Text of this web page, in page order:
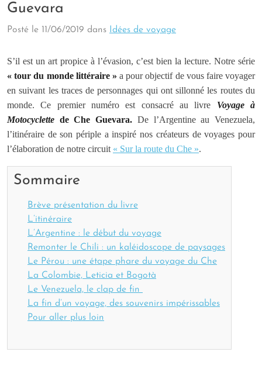
Guevara
Posté le 11/06/2019 dans Idées de voyage
S’il est un art propice à l’évasion, c’est bien la lecture. Notre série
« tour du monde littéraire » a pour objectif de vous faire voyager
en suivant les traces de personnages qui ont sillonné les routes du
monde. Ce premier numéro est consacré au livre Voyage à
Motocyclette de Che Guevara. De l’Argentine au Venezuela,
l’itinéraire de son périple a inspiré nos créateurs de voyages pour
l’élaboration de notre circuit « Sur la route du Che ».
Sommaire
Brève présentation du livre
L’itinéraire
L’Argentine : le début du voyage
Remonter le Chili : un kaléidoscope de paysages
Le Pérou : une étape phare du voyage du Che
La Colombie, Leticia et Bogotà
Le Venezuela, le clap de fin
La fin d’un voyage, des souvenirs impérissables
Pour aller plus loin